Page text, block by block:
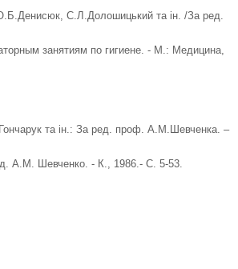
О.Б.Денисюк, С.Л.Долошицький та ін. /За ред.
занятиям по гигиене. - М.: Медицина,
та ін.: За ред. проф. А.М.Шевченка. –
А.М. Шевченко. - К., 1986.- С. 5-53.